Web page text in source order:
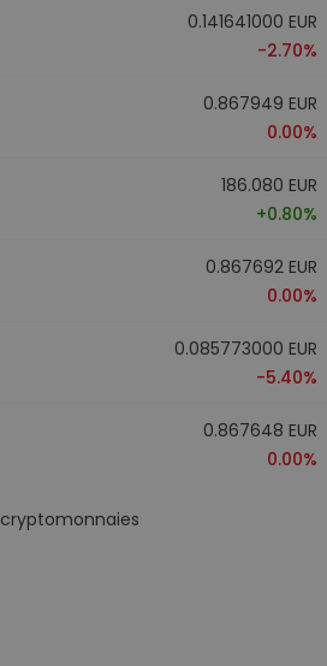
0.141641000 EUR
-2.70%
0.867949 EUR
0.00%
186.080 EUR
+0.80%
0.867692 EUR
0.00%
0.085773000 EUR
-5.40%
0.867648 EUR
0.00%
cryptomonnaies